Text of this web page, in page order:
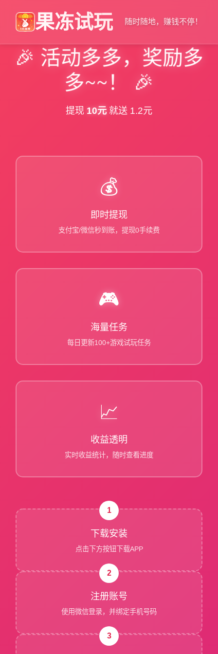
果冻试玩 随时随地，赚钱不停！
🎉 活动多多，奖励多
多~~！ 🎉
提现 10元 就送 1.2元
💰
即时提现
支付宝/微信秒到账，提现0手续费
🎮
海量任务
每日更新100+游戏试玩任务
📈
收益透明
实时收益统计，随时查看进度
1
下载安装
点击下方按钮下载APP
2
注册账号
使用微信登录，并绑定手机号码
3